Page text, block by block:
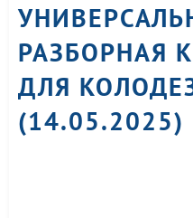
РАЗБОРНАЯ
ДЛЯ
(14.05.2025)